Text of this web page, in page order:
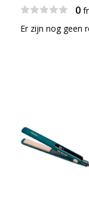
0
Er zijn nog geen